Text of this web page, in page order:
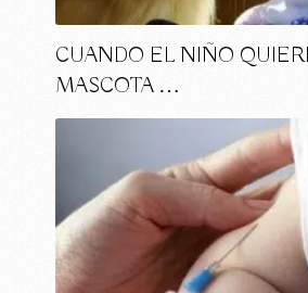
CUANDO EL NIÑO
MASCOTA …